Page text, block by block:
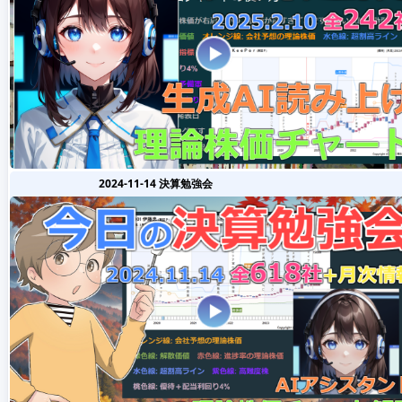
2024-11-14 決算勉強会